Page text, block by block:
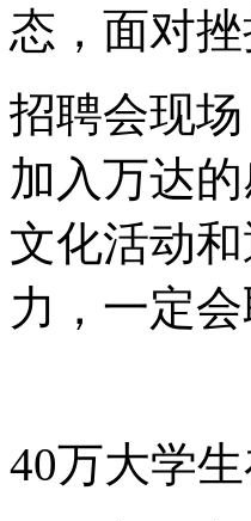
态，面对
招聘会现
加入万达的
文化活动
力，一定
40万大学